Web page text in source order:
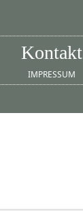
Kontakt
IMPRESSUM